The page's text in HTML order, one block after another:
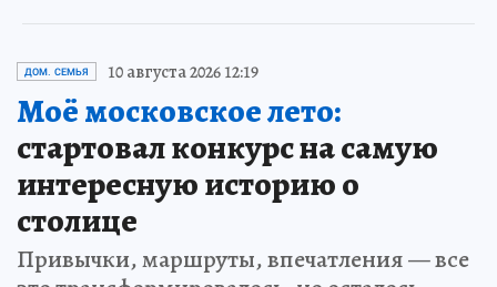
ДОМ. СЕМЬЯ 10 августа 2026 12:19
Моё московское лето:
стартовал конкурс на самую
интересную историю о
столице
Привычки, маршруты, впечатления — все